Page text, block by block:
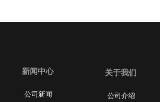
公司新闻
新闻中心
公司介绍
关于我们